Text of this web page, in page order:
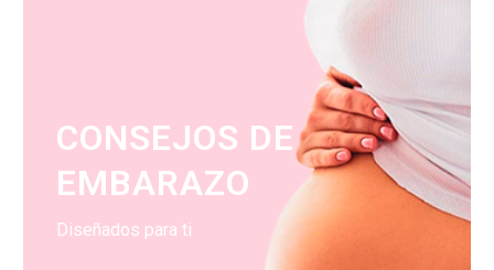
CONSEJOS DE
EMBARAZO
Diseñados para ti